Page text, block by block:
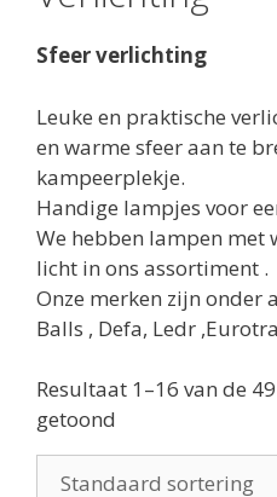
Sfeer verlichting
Leuke en praktische
en warme sfeer aan te
kampeerplekje.
Handige lampjes voor
We hebben lampen met
licht in ons assortiment .
Onze merken zijn onder
Balls , Defa, Ledr
Resultaat 1–16 van de
getoond